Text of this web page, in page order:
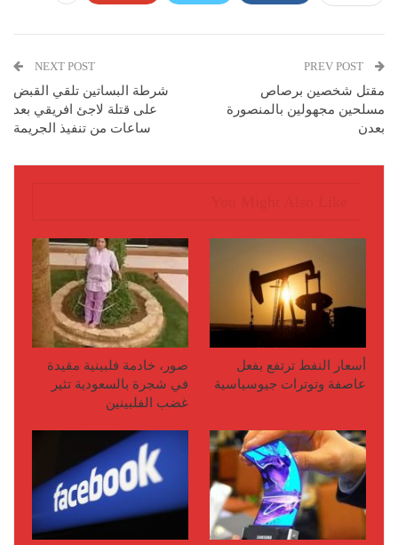
مقتل شخصين برصاص
مسلحين مجهولين بالمنصورة
بعدن
NEXT POST
شرطة البساتين تلقي القبض
على قتلة لاجئ افريقي بعد
ساعات من تنفيذ الجريمة
أسعار النفط ترتفع بفعل
عاصفة وتوترات جيوسياسية
صور، خادمة فلبينية مقيدة
في شجرة بالسعودية تثير
غضب الفلبينين